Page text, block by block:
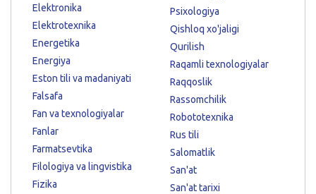
Elektronika
Elektrotexnika
Energetika
Energiya
Eston tili va madaniyati
Falsafa
Fan va texnologiyalar
Fanlar
Farmatsevtika
Filologiya va lingvistika
Fizika
Psixologiya
Qishloq xo'jaligi
Qurilish
Raqamli texnologiyalar
Raqqoslik
Rassomchilik
Robototexnika
Rus tili
Salomatlik
San'at
San'at tarixi